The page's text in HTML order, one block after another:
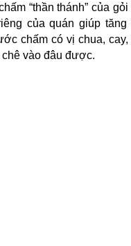
“thần thánh” của gỏi
của quán giúp tăng
chấm có vị chua, cay,
vào đâu được.